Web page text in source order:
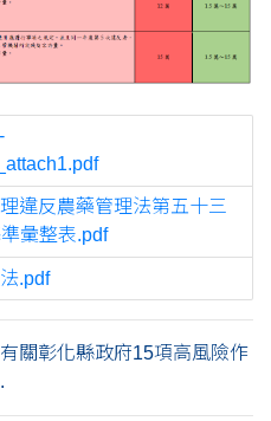
違反農藥管理法第五十三
彙整表.pdf
.pdf
關彰化縣政府15項高風險作